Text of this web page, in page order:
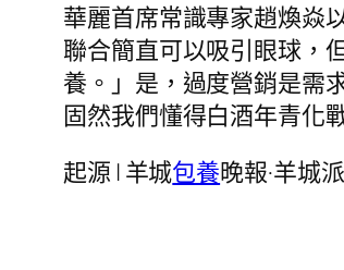
華麗首席常識專家趙煥焱
聯合簡直可以吸引眼球，
養。」是，過度營銷是需
固然我們懂得白酒年青化
起源 | 羊城包養晚報·羊城